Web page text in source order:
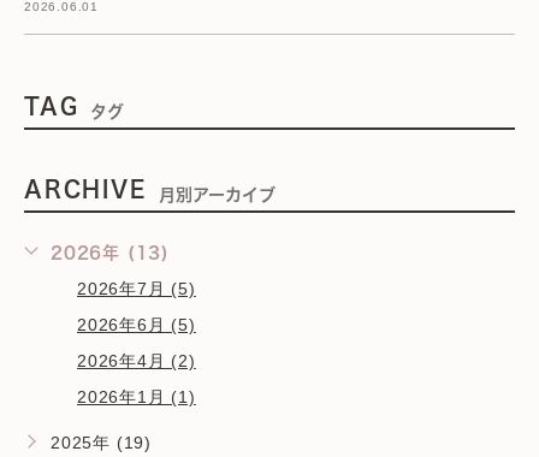
2026.06.01
TAG タグ
ARCHIVE 月別アーカイブ
2026年 (13)
2026年7月 (5)
2026年6月 (5)
2026年4月 (2)
2026年1月 (1)
2025年 (19)